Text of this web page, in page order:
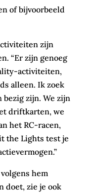
of bijvoorbeeld
zijn
“Er zijn genoeg
activiteiten,
alleen. Ik zoek
bezig zijn. We zijn
driftkarten, we
het RC-racen,
the Lights test je
hem
doet, zie je ook